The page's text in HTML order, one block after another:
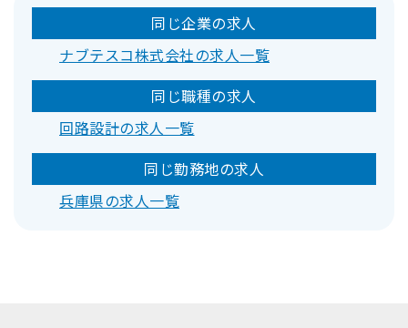
同じ企業の求人
ナブテスコ株式会社の求人一覧
同じ職種の求人
回路設計の求人一覧
同じ勤務地の求人
兵庫県の求人一覧